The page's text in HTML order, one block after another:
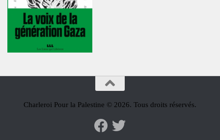
Charleroi Pour la Palestine © 2026. Tous droits réservés.